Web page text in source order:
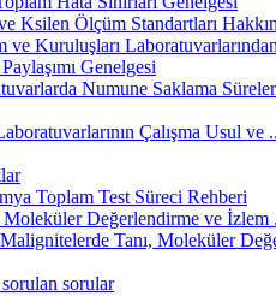
Ksilen Ölçüm Standartları
ve Kuruluşları
Genelgesi
Numune Saklama
Çalışma Usul ve
Toplam Test Süreci Rehberi
Moleküler Değerlendirme ve İzlem
Tanı, Moleküler
sorular